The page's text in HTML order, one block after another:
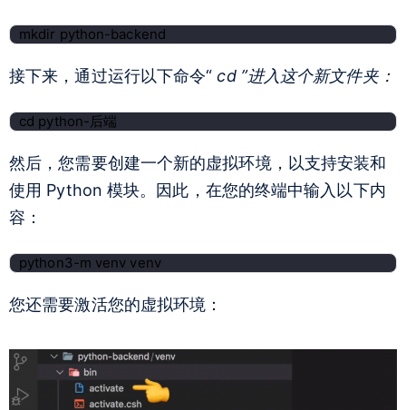
mkdir python-backend
接下来，通过运行以下命令“cd ”进入这个新文件夹：
cd python-后端
然后，您需要创建一个新的虚拟环境，以支持安装和
使用 Python 模块。因此，在您的终端中输入以下内
容：
python3-m venv venv
您还需要激活您的虚拟环境：